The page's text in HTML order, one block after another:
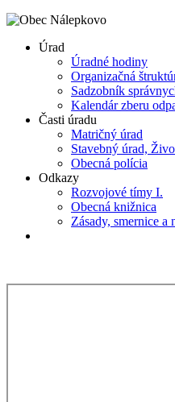
Úrad
Úradné hodiny
Organizačná
Sadzobník
Kalendár zberu
Časti úradu
Matričný úrad
Stavebný úrad,
Obecná polícia
Odkazy
Rozvojové tímy I.
Obecná knižnica
Zásady, smernice a